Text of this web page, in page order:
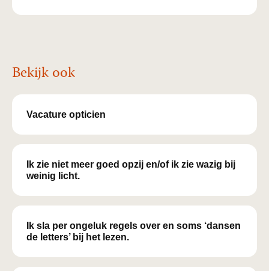
Bekijk ook
Vacature opticien
Ik zie niet meer goed opzij en/of ik zie wazig bij
weinig licht.
Ik sla per ongeluk regels over en soms ‘dansen
de letters’ bij het lezen.